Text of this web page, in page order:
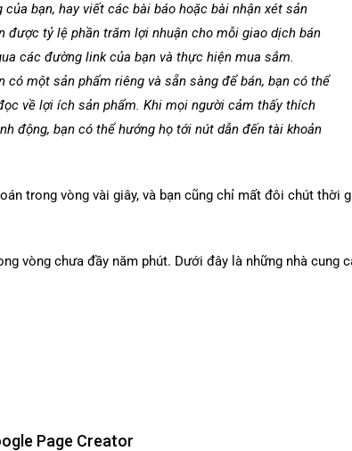
bạn, hay viết các bài báo hoặc bài nhận xét sản
tỷ lệ phần trăm lợi nhuận cho mỗi giao dịch bán
các đường link của bạn và thực hiện mua sắm.
một sản phẩm riêng và sẵn sàng để bán, bạn có thể
về lợi ích sản phẩm. Khi mọi người cảm thấy thích
động, bạn có thể hướng họ tới nút dẫn đến tài khoản
trong vòng vài giây, và bạn cũng chỉ mất đôi chút thời
vòng chưa đầy năm phút. Dưới đây là những nhà cung
Page Creator